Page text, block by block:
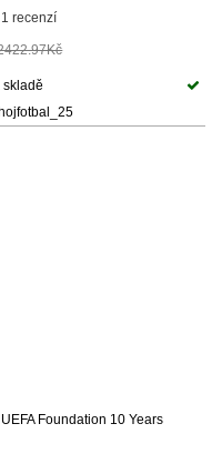
1 recenzí
skladě
Foundation 10 Years